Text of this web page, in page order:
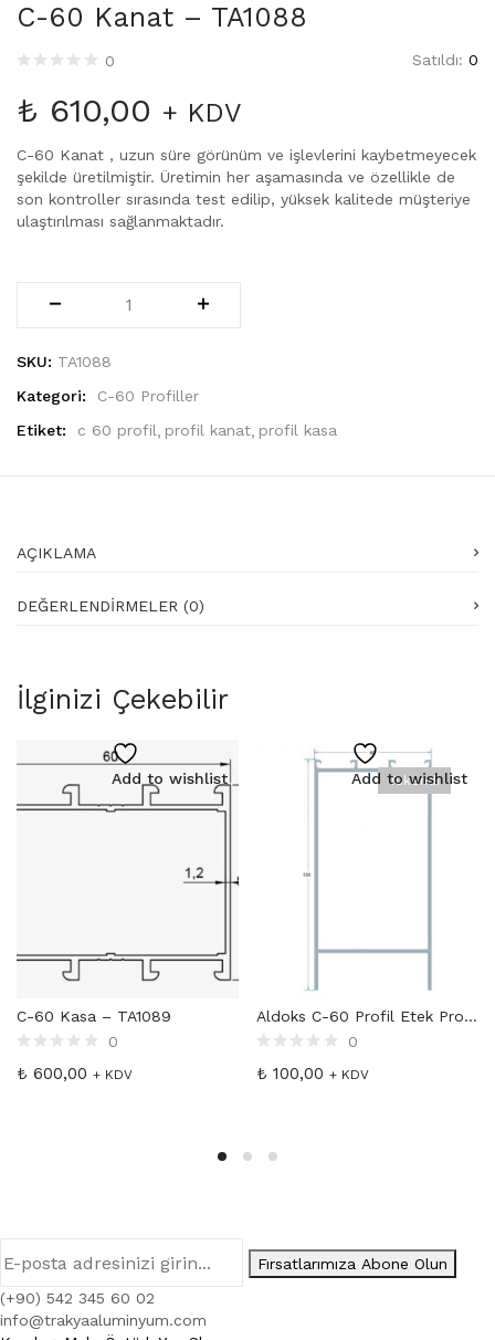
C-60 Kanat – TA1088
0 Satıldı: 0
₺ 610,00 + KDV
C-60 Kanat , uzun süre görünüm ve işlevlerini kaybetmeyecek
şekilde üretilmiştir. Üretimin her aşamasında ve özellikle de
son kontroller sırasında test edilip, yüksek kalitede müşteriye
ulaştırılması sağlanmaktadır.
-
adet
SKU: TA1088
Kategori:
C-60 Profiller
Etiket:
c 60 profil profil kanat profil kasa
AÇIKLAMA
DEĞERLENDIRMELER (0)
İlginizi Çekebilir
Add to wishlist
C-60 Kasa – TA1089
0
₺ 600,00 + KDV
Tükendi
Add to wishlist
Aldoks C-60 Profil Etek Profili – KAR2090
0
₺ 100,00 + KDV
Fırsatlarımıza Abone Olun
(+90) 542 345 60 02
info@trakyaaluminyum.com